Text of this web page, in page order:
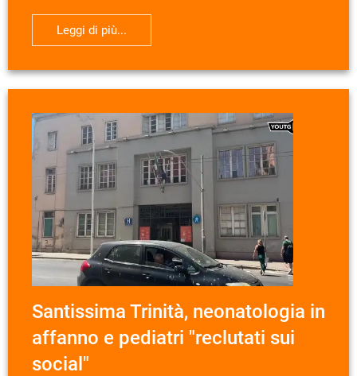
Leggi di più...
Santissima Trinità, neonatologia in
affanno e pediatri "reclutati sui
social"